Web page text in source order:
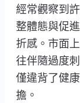
經常觀察到
整體態與促
折感。市面
往伴隨過度
僅違背了健
擔。